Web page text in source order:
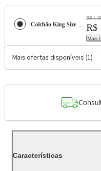
Colchão King Size Probel Guarda Costas Promiddle Espuma D28 22x193x203cm - Branco/Preto
R$
R$
Mais
Mais ofertas disponíveis (1)
Características